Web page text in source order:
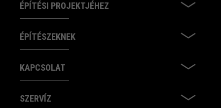
ÉPÍTÉSI PROJEKTJÉHEZ
ÉPÍTÉSZEKNEK
KAPCSOLAT
SZERVÍZ